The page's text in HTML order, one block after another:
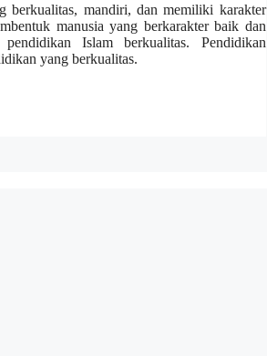
berkualitas, mandiri, dan memiliki karakter
manusia yang berkarakter baik dan
Islam berkualitas. Pendidikan
yang berkualitas.